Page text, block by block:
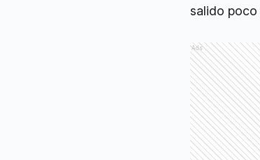
salido poco
Ads